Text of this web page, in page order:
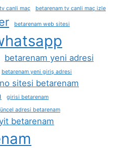
canli maç betarenam tv canli maç izle
betarenam web sitesi
betarenam yeni adresi
betarenam yeni giriş adresi
sitesi betarenam
girisi betarenam
adresi betarenam
betarenam